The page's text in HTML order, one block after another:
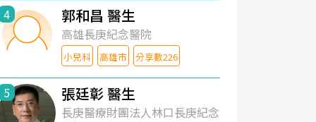
4 郭和昌 醫生
高雄長庚紀念醫院
小兒科 高雄市 分享數226
5 張廷彰 醫生
長庚醫療財團法人林口長庚紀念